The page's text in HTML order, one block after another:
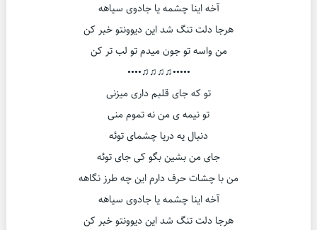
آخه اینا چشمه یا جادوی سیاهه
هرجا دلت تنگ شد این دیوونتو خبر کن
من واسه تو جون میدم تو لب تر کن
•••••♫♫♫♫••••
تو که جای قلبم داری میزنی
تو نیمه ی من نه تموم منی
دنبال یه دریا چشمای توئه
جای من بشین بگو کی جای توئه
من با چشات حرف دارم این چه طرز نگاهه
آخه اینا چشمه یا جادوی سیاهه
هرجا دلت تنگ شد این دیوونتو خبر کن